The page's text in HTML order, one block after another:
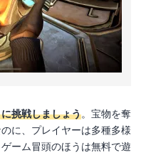
挑戦しましょう。宝物を奪
に、プレイヤーは多種多様
ーム冒頭のほうは無料で遊